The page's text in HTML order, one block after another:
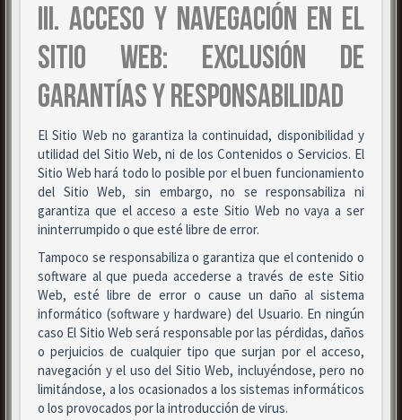
III. ACCESO Y NAVEGACIÓN EN EL
SITIO WEB: EXCLUSIÓN DE
GARANTÍAS Y RESPONSABILIDAD
El Sitio Web no garantiza la continuidad, disponibilidad y
utilidad del Sitio Web, ni de los Contenidos o Servicios. El
Sitio Web hará todo lo posible por el buen funcionamiento
del Sitio Web, sin embargo, no se responsabiliza ni
garantiza que el acceso a este Sitio Web no vaya a ser
ininterrumpido o que esté libre de error.
Tampoco se responsabiliza o garantiza que el contenido o
software al que pueda accederse a través de este Sitio
Web, esté libre de error o cause un daño al sistema
informático (software y hardware) del Usuario. En ningún
caso El Sitio Web será responsable por las pérdidas, daños
o perjuicios de cualquier tipo que surjan por el acceso,
navegación y el uso del Sitio Web, incluyéndose, pero no
limitándose, a los ocasionados a los sistemas informáticos
o los provocados por la introducción de virus.